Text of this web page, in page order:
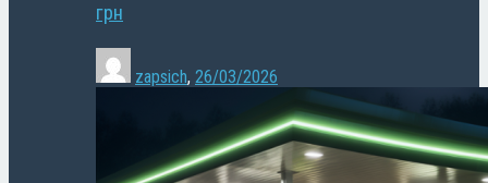
грн
zapsich, 26/03/2026